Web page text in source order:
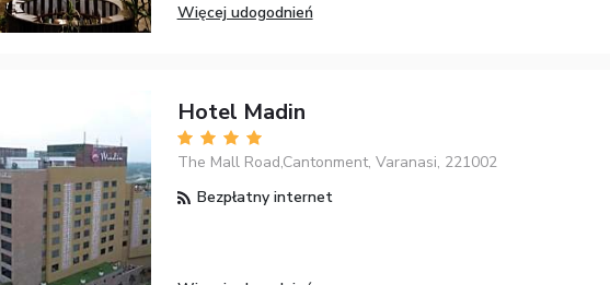
Więcej udogodnień
Hotel Madin
The Mall Road,Cantonment, Varanasi, 221002
Bezpłatny internet